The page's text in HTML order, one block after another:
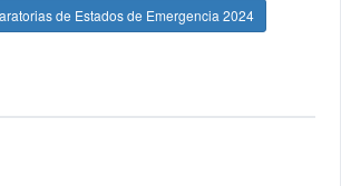
de Estados de Emergencia 2024